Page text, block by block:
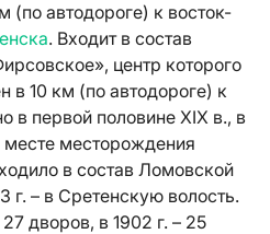
(по автодороге) к восток-
. Входит в состав
центр которого
в 10 км (по автодороге) к
в первой половине XIX в., в
месте месторождения
в состав Ломовской
г. – в Сретенскую волость.
дворов, в 1902 г. – 25